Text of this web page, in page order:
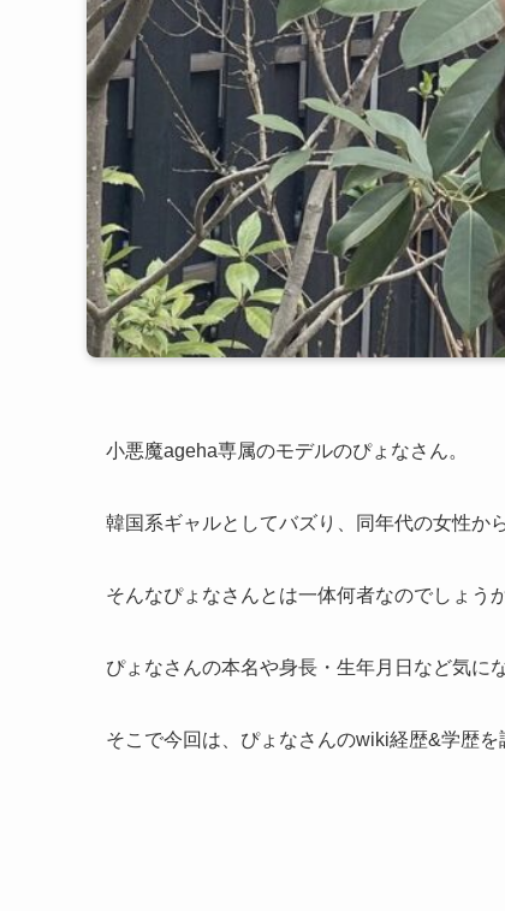
小悪魔ageha専属のモデルのぴょなさん。
韓国系ギャルとしてバズり、同年代の女性か
そんなぴょなさんとは一体何者なのでしょうか
ぴょなさんの本名や身長・生年月日など気に
そこで今回は、ぴょなさんのwiki経歴&学歴を